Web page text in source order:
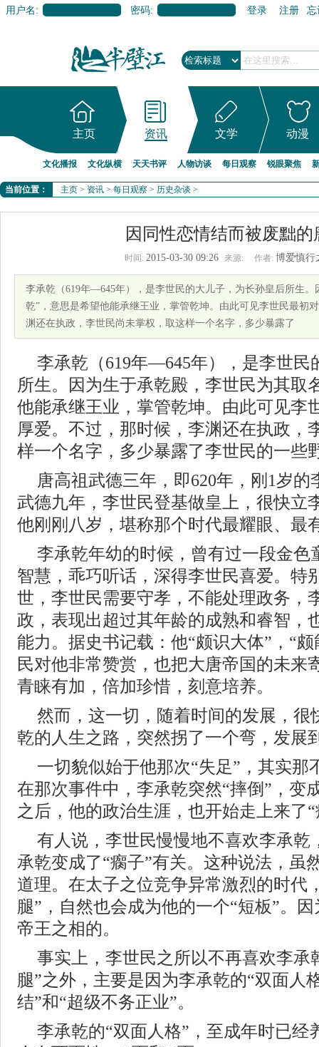
用户名: 密码: 登录 注册 忘
主页 资讯 文学 动漫
文化播报 文化纵横 天天书评 人物访谈 每日观察 锐眼聚焦
当前位置： 主页 > 资讯 > 每日观察 > 历史杂谈 >
因同性恋情结而被废黜的
时间: 2015-03-30 09:26 来源: 作者: 博爱慎
李承乾（619年—645年），是李世民的大儿子，为长孙皇后所生
乾”，意思是希望他能承继王业，掌管乾坤。由此可见李世民最初
渊还在执政，李世民尚未掌权，取这样一个名字，多少暴露了
李承乾（619年—645年），是李世民
所生。因为生于承乾殿，李世民为其取
他能承继王业，掌管乾坤。由此可见李
厚爱。不过，那时候，李渊还在执政，
样一个名字，多少暴露了李世民的一些
唐高祖武德三年，即620年，刚1岁
武德九年，李世民登基做皇上，很快立
他刚刚八岁，堪称那个时代最耀眼、最
李承乾年幼的时候，曾有过一段金色
智慧，乖巧听话，深得李世民喜爱。特
世，李世民需要守孝，不能处理政务，
政，表现出超过其年龄的成熟和睿智，
能力。据史书记载：他“颇识大体”，“
民对他非常赞赏，也把大唐帝国的未来
青睐有加，倍加珍惜，刻意培养。
然而，这一切，随着时间的发展，很
乾的人生之路，突然拐了一个弯，发展
一切貌似始于他那次“失足”，其实那
在那次事件中，李承乾突然“摔倒”，变
之后，他的政治生涯，也开始走上来了
有人说，李世民慢慢地不喜欢李承乾
承乾变成了“瘸子”有关。这种说法，虽
道理。在太子之位竞争异常激烈的时代
腿”，自然也会成为他的一个“短板”。
帝王之相的。
事实上，李世民之所以不再喜欢李承
腿”之外，主要是因为李承乾的“双面人
结”和“超级不务正业”。
李承乾的“双面人格”，至成年时已经